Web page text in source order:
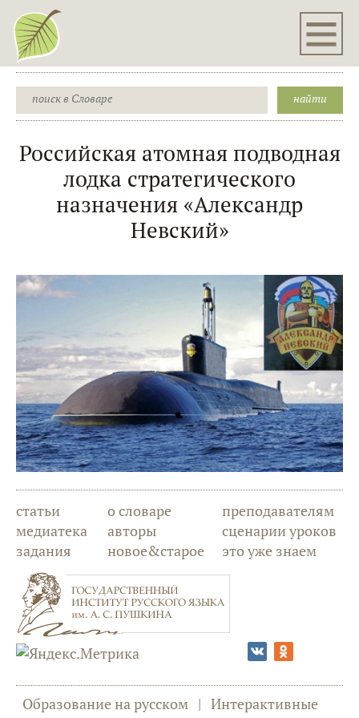
Российская атомная подводная
лодка стратегического
назначения «Александр
Невский»
статьи
медиатека
задания
о словаре
авторы
новое&старое
преподавателям
сценарии уроков
это уже знаем
Образование на русском | Интерактивные